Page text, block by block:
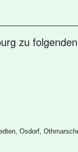
zu
Osdorf,